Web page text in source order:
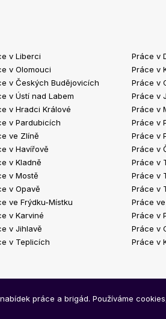
v Liberci
v Olomouci
v Českých Budějovicích
v Ústí nad Labem
v Hradci Králové
v Pardubicích
ve Zlíně
v Havířově
v Kladně
v Mostě
v Opavě
ve Frýdku-Místku
v Karviné
v Jihlavě
v Teplicích
Práce v
Práce v
Práce v
Práce v
Práce v
Práce v
Práce v
Práce v
Práce v
Práce v
Práce v
Práce
Práce v
Práce v
Práce v
práce a brigád. Používáme